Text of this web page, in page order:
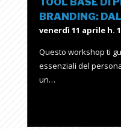
TOOL BASE DI
BRANDING:
venerdì 11 aprile h.
Questo workshop ti
essenziali del
un…